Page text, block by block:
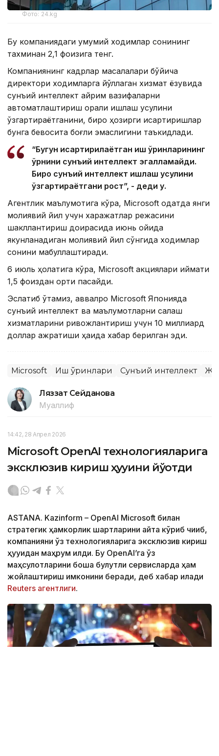
Фото: 24.kg
Бу компаниядаги умумий ходимлар сонининг
тахминан 2,1 фоизига тенг.
Компаниянинг кадрлар масалалари бўйича
директори ходимларга йўллаган хизмат ёзувида
сунъий интеллект айрим вазифаларни
автоматлаштириш орқали ишлаш усулини
ўзгартираётганини, бироқ ҳозирги қисқартиришлар
бунга бевосита боғлиқ эмаслигини таъкидлади.
“Бугун қисқартирилаётган иш ўринларининг
ўрнини сунъий интеллект эгалламайди.
Бироқ сунъий интеллект ишлаш усулини
ўзгартираётгани рост”, - деди у.
Агентлик маълумотига кўра, Microsoft одатда янги
молиявий йил учун харажатлар режасини
шакллантириш доирасида июнь ойида
якунланадиган молиявий йил сўнгида ходимлар
сонини мақбуллаштиради.
6 июль ҳолатига кўра, Microsoft акциялари қиймати
1,5 фоиздан ортиқ пасайди.
Эслатиб ўтамиз, аввалроқ Microsoft Японияда
сунъий интеллект ва маълумотларни сақлаш
хизматларини ривожлантириш учун 10 миллиард
доллар ажратиши ҳақида хабар берилган эди.
Microsoft Иш ўринлари Сунъий интеллект
Ляззат Сейданова
Муаллиф
14:42, 28 Апрел 2026
Microsoft OpenAI технологияларига
эксклюзив кириш ҳуқуқини йўқотди
ASTANA. Kazinform – OpenAI Microsoft билан
стратегик ҳамкорлик шартларини қайта кўриб чиқиб,
компанияни ўз технологияларига эксклюзив кириш
ҳуқуқидан маҳрум қилди. Бу OpenAI’га ўз
маҳсулотларини бошқа булутли сервисларда ҳам
жойлаштириш имконини беради, деб хабар қилади
Reuters агентлиги.